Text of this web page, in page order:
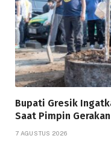
Bupati Gresik
Saat Pimpin
7 AGUSTUS 2026